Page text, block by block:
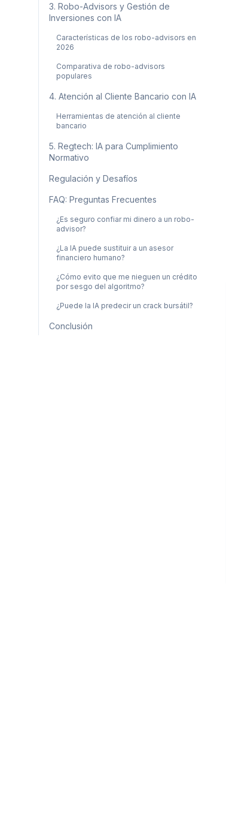
3. Robo-Advisors y Gestión de
Inversiones con IA
Características de los robo-advisors en
2026
Comparativa de robo-advisors
populares
4. Atención al Cliente Bancario con IA
Herramientas de atención al cliente
bancario
5. Regtech: IA para Cumplimiento
Normativo
Regulación y Desafíos
FAQ: Preguntas Frecuentes
¿Es seguro confiar mi dinero a un robo-
advisor?
¿La IA puede sustituir a un asesor
financiero humano?
¿Cómo evito que me nieguen un crédito
por sesgo del algoritmo?
¿Puede la IA predecir un crack bursátil?
Conclusión